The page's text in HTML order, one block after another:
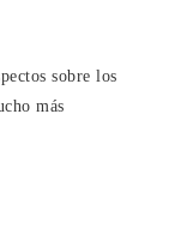
sobre los
más